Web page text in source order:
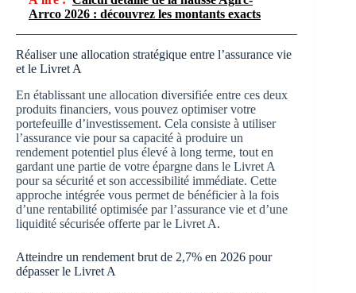
Arrco 2026 : découvrez les montants exacts
Réaliser une allocation stratégique entre l’assurance vie
et le Livret A
En établissant une allocation diversifiée entre ces deux
produits financiers, vous pouvez optimiser votre
portefeuille d’investissement. Cela consiste à utiliser
l’assurance vie pour sa capacité à produire un
rendement potentiel plus élevé à long terme, tout en
gardant une partie de votre épargne dans le Livret A
pour sa sécurité et son accessibilité immédiate. Cette
approche intégrée vous permet de bénéficier à la fois
d’une rentabilité optimisée par l’assurance vie et d’une
liquidité sécurisée offerte par le Livret A.
Atteindre un rendement brut de 2,7% en 2026 pour
dépasser le Livret A